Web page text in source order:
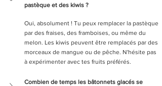
pastèque et des kiwis ?
Oui, absolument ! Tu peux remplacer la pastèque
par des fraises, des framboises, ou même du
melon. Les kiwis peuvent être remplacés par des
morceaux de mangue ou de pêche. N'hésite pas
à expérimenter avec tes fruits préférés.
Combien de temps les bâtonnets glacés se